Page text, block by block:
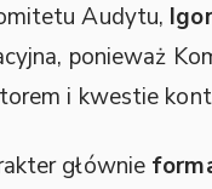
Audytu,
ponieważ
i kwestie
głównie